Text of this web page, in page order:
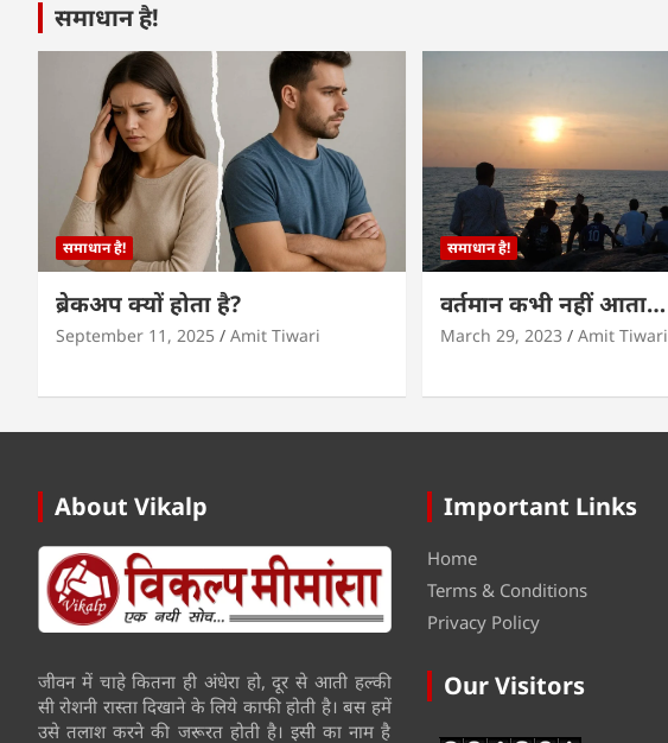
समाधान है!
समाधान है!
ब्रेकअप क्यों होता है?
September 11, 2025 Amit Tiwari
समाधान है!
वर्तमान कभी नहीं आता…
March 29, 2023 Amit Tiwari
About Vikalp
जीवन में चाहे कितना ही अंधेरा हो, दूर से आती हल्की
सी रोशनी रास्ता दिखाने के लिये काफी होती है। बस हमें
उसे तलाश करने की जरूरत होती है। इसी का नाम है
Important Links
Home
Terms & Conditions
Privacy Policy
Our Visitors